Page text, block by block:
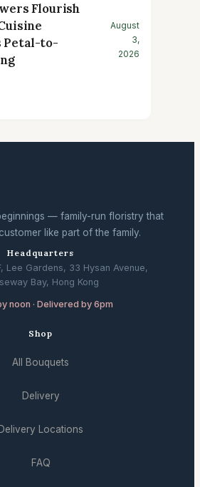
Flourish
Petal-to-
August
3,
2026
— family-run floristry that
like part of the family.
Headquarters
Lee Gardens, 33 Hysan Avenue,
Bay, Hong Kong
noon · Delivered by 6pm
Shop
All Bouquets
Delivery
Delivery Locations
FAQ